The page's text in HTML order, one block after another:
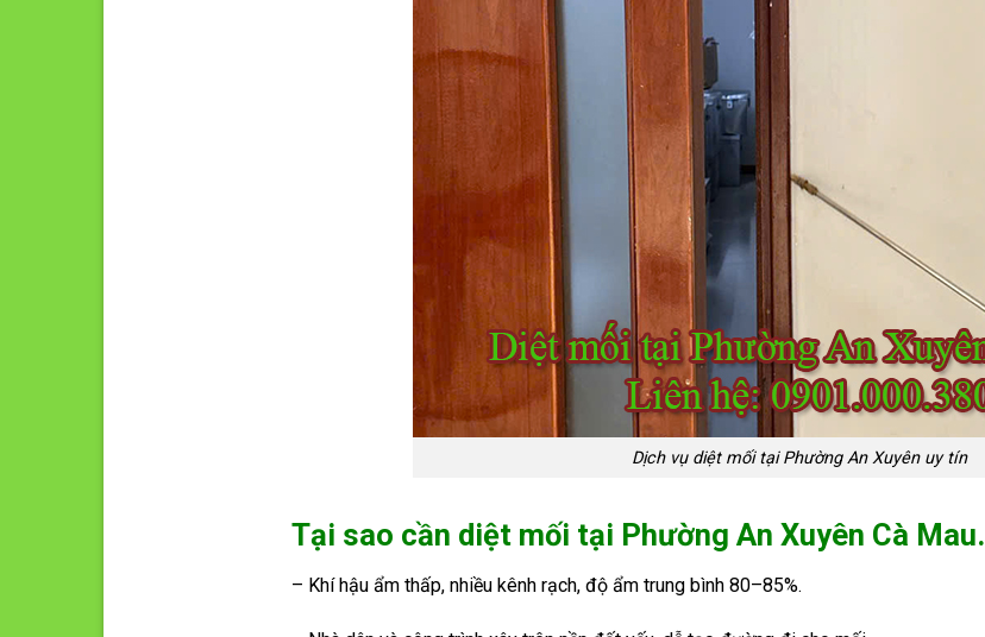
Dịch vụ diệt mối tại Phường An Xuyên uy tín
Tại sao cần diệt mối tại Phường An Xuyên Cà Mau.
– Khí hậu ẩm thấp, nhiều kênh rạch, độ ẩm trung bình 80–85%.